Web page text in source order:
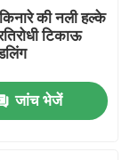
की नली हल्के
टिकाऊ
जांच भेजें